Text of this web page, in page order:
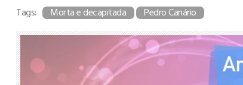
Tags:
Morta e decapitada Pedro Canário